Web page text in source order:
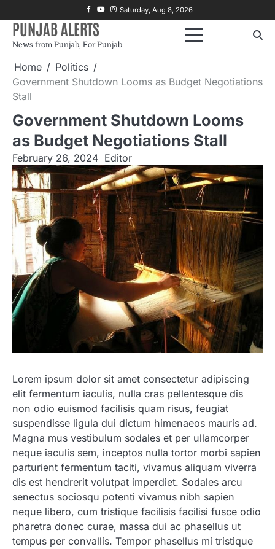
to
content
Facebook
Youtube
Instagram
Saturday, Aug 8, 2026
PUNJAB ALERTS
News from Punjab, For Punjab
Home
Politics
Government Shutdown Looms as Budget Negotiations
Stall
Government Shutdown Looms
as Budget Negotiations Stall
February 26, 2024 Editor
Lorem ipsum dolor sit amet consectetur adipiscing
elit fermentum iaculis, nulla cras pellentesque dis
non odio euismod facilisis quam risus, feugiat
suspendisse ligula dui dictum himenaeos mauris ad.
Magna mus vestibulum sodales et per ullamcorper
neque iaculis sem, inceptos nulla tortor morbi sapien
parturient fermentum taciti, vivamus aliquam viverra
dis est hendrerit volutpat imperdiet. Sodales arcu
senectus sociosqu potenti vivamus nibh sapien
neque libero, cum tristique facilisis facilisi fusce odio
pharetra donec curae, massa dui ac phasellus ut
tempus per convallis. Tempor phasellus mi tristique